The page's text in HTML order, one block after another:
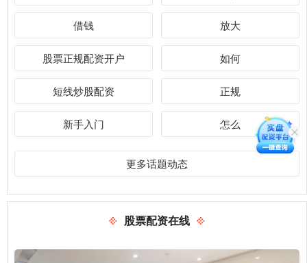
借钱 放大
股票正规配资开户 如何
短线炒股配资 正规
新手入门 怎么
更多话题动态
股票配资在线